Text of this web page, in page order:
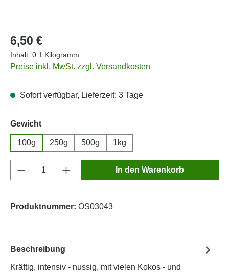
Regulärer Preis:
6,50 €
Inhalt: 0.1 Kilogramm
Preise inkl. MwSt. zzgl. Versandkosten
Sofort verfügbar, Lieferzeit: 3 Tage
Gewichtauswählen
100g 250g 500g 1kg
Produkt Anzahl: Gib den gewünschten
In den Warenkorb
Produktnummer: OS03043
Beschreibung
Kräftig, intensiv - nussig, mit vielen Kokos - und